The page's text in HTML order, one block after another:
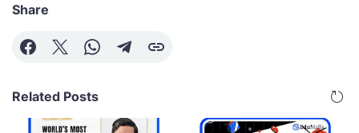
Share
Related Posts